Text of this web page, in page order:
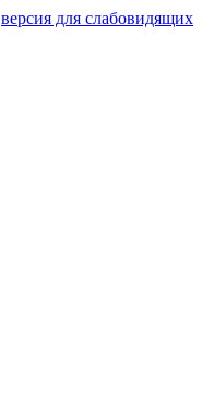
версия для слабовидящих